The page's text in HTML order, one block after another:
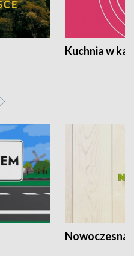
Kuchnia w
Nowoczesna